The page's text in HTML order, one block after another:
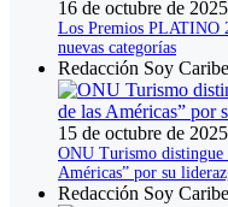
16 de octubre de 2025
Los Premios PLATINO
nuevas categorías
Redacción Soy
15 de octubre de 2025
ONU Turismo
Américas” por su
Redacción Soy